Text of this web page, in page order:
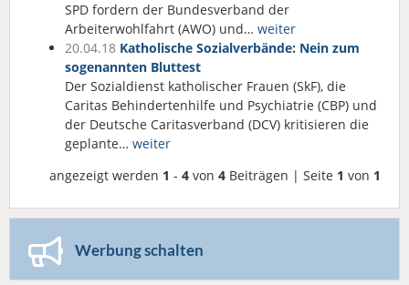
SPD fordern der Bundesverband der
Arbeiterwohlfahrt (AWO) und… weiter
20.04.18 Katholische Sozialverbände: Nein zum
sogenannten Bluttest
Der Sozialdienst katholischer Frauen (SkF), die
Caritas Behindertenhilfe und Psychiatrie (CBP) und
der Deutsche Caritasverband (DCV) kritisieren die
geplante… weiter
angezeigt werden 1 - 4 von 4 Beiträgen | Seite 1 von 1
Werbung schalten